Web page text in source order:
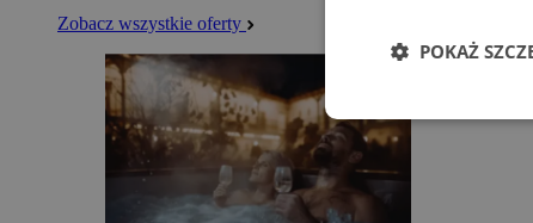
Zobacz wszystkie oferty
POKAŻ